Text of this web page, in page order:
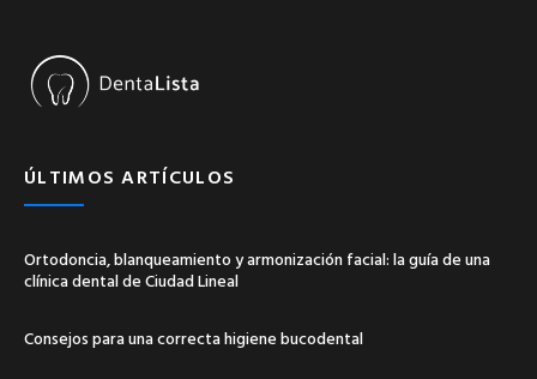
ÚLTIMOS ARTÍCULOS
Ortodoncia, blanqueamiento y armonización facial: la guía de una
clínica dental de Ciudad Lineal
Consejos para una correcta higiene bucodental